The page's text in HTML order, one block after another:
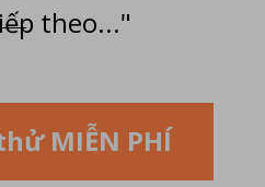
theo..."
MIỄN PHÍ